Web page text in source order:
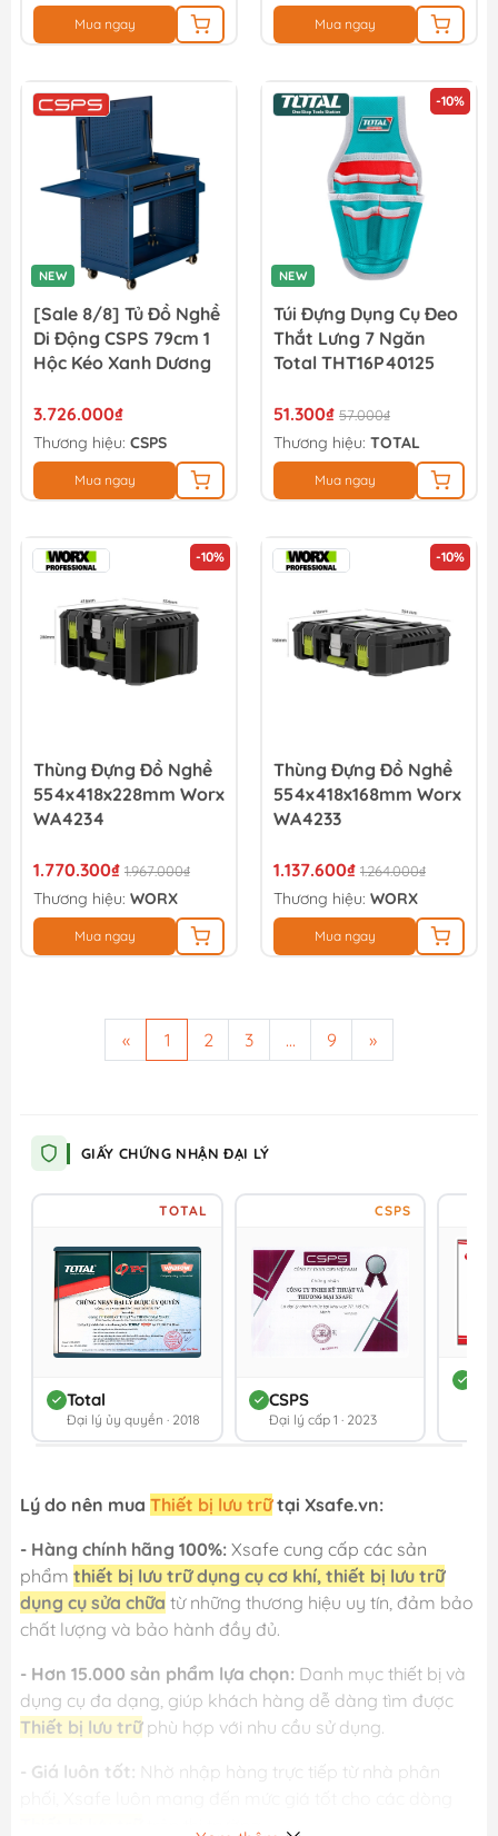
Mua ngay Mua ngay
NEW
[Sale 8/8] Tủ Đồ Nghề
Di Động CSPS 79cm 1
Hộc Kéo Xanh Dương
3.726.000₫
Thương hiệu: CSPS
Mua ngay
-10%
NEW
Túi Đựng Dụng Cụ Đeo
Thắt Lưng 7 Ngăn
Total THT16P40125
51.300₫ 57.000₫
Thương hiệu: TOTAL
Mua ngay
-10%
Thùng Đựng Đồ Nghề
554x418x228mm Worx
WA4234
1.770.300₫ 1.967.000₫
Thương hiệu: WORX
Mua ngay
-10%
Thùng Đựng Đồ Nghề
554x418x168mm Worx
WA4233
1.137.600₫ 1.264.000₫
Thương hiệu: WORX
Mua ngay
« 1 2 3 ... 9 »
GIẤY CHỨNG NHẬN ĐẠI LÝ
TOTAL
Total
Đại lý ủy quyền · 2018
CSPS
CSPS
Đại lý cấp 1 · 2023
Lý do nên mua Thiết bị lưu trữtại Xsafe.vn:
- Hàng chính hãng 100%: Xsafe cung cấp các sản
phẩm thiết bị lưu trữ dụng cụ cơ khí, thiết bị lưu trữ
dụng cụ sửa chữa từ những thương hiệu uy tín, đảm bảo
chất lượng và bảo hành đầy đủ.
- Hơn 15.000 sản phẩm lựa chọn: Danh mục thiết bị và
dụng cụ đa dạng, giúp khách hàng dễ dàng tìm được
Thiết bị lưu trữphù hợp với nhu cầu sử dụng.
- Giá luôn tốt: Nhờ nhập hàng trực tiếp từ nhà phân